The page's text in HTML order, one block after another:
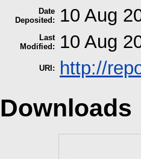
Date
Deposited:
10 Aug
Last
Modified:
10 Aug
URI: http://
Downloads